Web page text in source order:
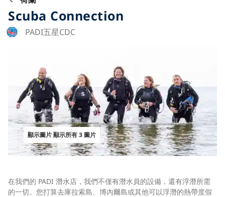
Scuba Connection
PADI五星CDC
顯示圖片 顯示所有 3 圖片
在我們的 PADI 潛水店，我們不僅有潛水員的設備，還有浮潛所需
的一切。您打算去庫拉索島、博內爾島或其他可以浮潛的熱帶度假